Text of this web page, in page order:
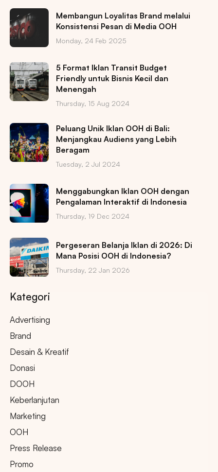
Membangun Loyalitas Brand melalui
Konsistensi Pesan di Media OOH
Monday, 24 Feb 2025
5 Format Iklan Transit Budget
Friendly untuk Bisnis Kecil dan
Menengah
Thursday, 15 Aug 2024
Peluang Unik Iklan OOH di Bali:
Menjangkau Audiens yang Lebih
Beragam
Tuesday, 2 Jul 2024
Menggabungkan Iklan OOH dengan
Pengalaman Interaktif di Indonesia
Thursday, 19 Dec 2024
Pergeseran Belanja Iklan di 2026: Di
Mana Posisi OOH di Indonesia?
Thursday, 22 Jan 2026
Kategori
Advertising
Brand
Desain & Kreatif
Donasi
DOOH
Keberlanjutan
Marketing
OOH
Press Release
Promo